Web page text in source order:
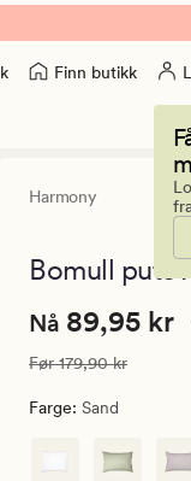
Finn butikk
Harmony
Bomull
Nåværende
89,95
kr.
Nåværende
Nå 89,95 kr
Vanlig pris 179,90 kr
Før179,90 kr
Farge: Sand